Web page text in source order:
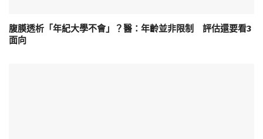
腹膜透析「年紀大學不會」？醫：年齡並非限制 評估還要看3
面向